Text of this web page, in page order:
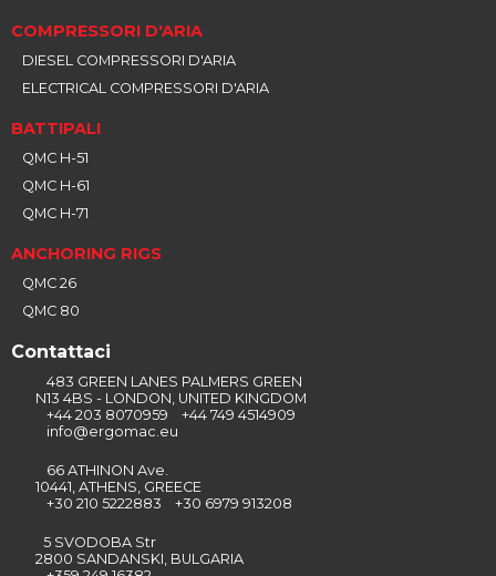
COMPRESSORI D'ARIA
DIESEL COMPRESSORI D'ARIA
ELECTRICAL COMPRESSORI D'ARIA
BATTIPALI
QMC H-51
QMC H-61
QMC H-71
ANCHORING RIGS
QMC 26
QMC 80
Contattaci
483 GREEN LANES PALMERS GREEN
N13 4BS - LONDON, UNITED KINGDOM
+44 203 8070959 +44 749 4514909
info@ergomac.eu
66 ATHINON Ave.
10441, ATHENS, GREECE
+30 210 5222883 +30 6979 913208
5 SVODOBA Str
2800 SANDANSKI, BULGARIA